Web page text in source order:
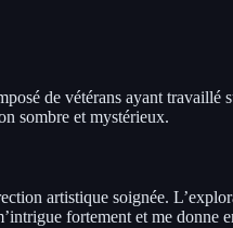
de vétérans ayant travaillé
sombre et mystérieux.
artistique soignée.
fortement et me donne